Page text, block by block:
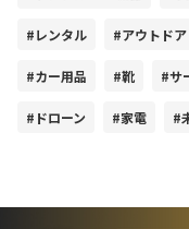
#レンタル #アウトドア
#カー用品 #靴 #サ
#ドローン #家電 #